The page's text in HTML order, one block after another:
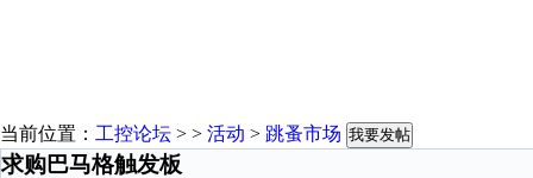
当前位置： 工控论坛 > > 活动 > 跳蚤市场 我要发帖
求购巴马格触发板